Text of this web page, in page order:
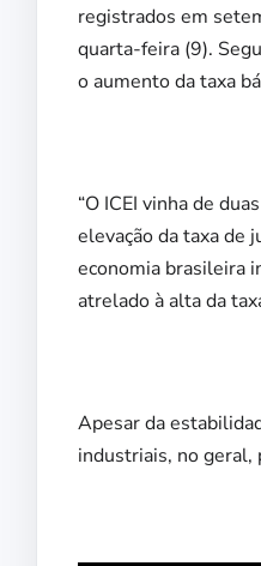
registrados em
quarta-feira (9).
o aumento da taxa
“O ICEI vinha de
elevação da taxa de
economia brasileira
atrelado à alta da
Apesar da
industriais, no geral,